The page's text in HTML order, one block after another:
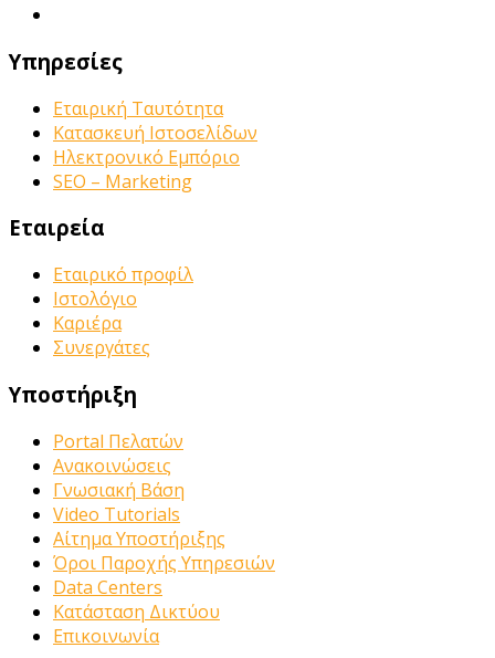
Υπηρεσίες
Εταιρική Ταυτότητα
Κατασκευή Ιστοσελίδων
Ηλεκτρονικό Εμπόριο
SEO – Marketing
Εταιρεία
Εταιρικό προφίλ
Ιστολόγιο
Καριέρα
Συνεργάτες
Υποστήριξη
Portal Πελατών
Ανακοινώσεις
Γνωσιακή Βάση
Video Tutorials
Αίτημα Υποστήριξης
Όροι Παροχής Υπηρεσιών
Data Centers
Κατάσταση Δικτύου
Επικοινωνία